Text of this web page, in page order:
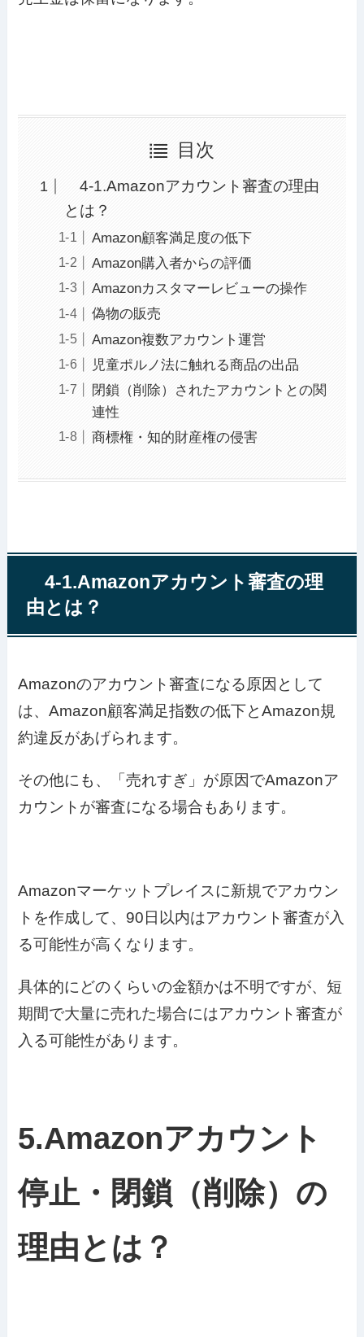
目次
4-1.Amazonアカウント審査の理由
とは？
Amazon顧客満足度の低下
Amazon購入者からの評価
Amazonカスタマーレビューの操作
偽物の販売
Amazon複数アカウント運営
児童ポルノ法に触れる商品の出品
閉鎖（削除）されたアカウントとの関
連性
商標権・知的財産権の侵害
4-1.Amazonアカウント審査の理
由とは？
Amazonのアカウント審査になる原因として
は、Amazon顧客満足指数の低下とAmazon規
約違反があげられます。
その他にも、「売れすぎ」が原因でAmazonア
カウントが審査になる場合もあります。
Amazonマーケットプレイスに新規でアカウン
トを作成して、90日以内はアカウント審査が入
る可能性が高くなります。
具体的にどのくらいの金額かは不明ですが、短
期間で大量に売れた場合にはアカウント審査が
入る可能性があります。
5.Amazonアカウント
停止・閉鎖（削除）の
理由とは？